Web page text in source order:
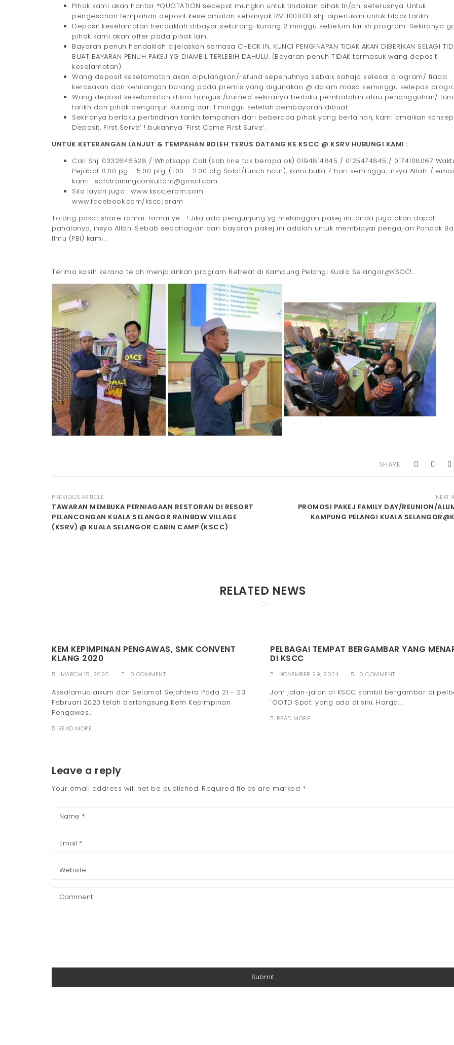
Pihak kami akan hantar *QUOTATION secepat mungkin untuk tindakan pihak tn/pn. seterusnya. Untuk
pengesahan tempahan deposit keselamatan sebanyak RM 1000.00 shj. diperlukan untuk block tarikh.
Deposit keselamatan hendaklah dibayar sekurang-kurang 2 minggu sebelum tarikh program. Sekiranya
pihak kami akan offer pada pihak lain.
Bayaran penuh hendaklah dijelaskan semasa CHECK IN, KUNCI PENGINAPAN TIDAK AKAN DIBERIKAN SELAGI
BUAT BAYARAN PENUH PAKEJ YG DIAMBIL TERLEBIH DAHULU. (Bayaran penuh TIDAK termasuk wang deposit
keselamatan)
Wang deposit keselamatan akan dipulangkan/refund sepenuhnya sebaik sahaja selesai program/ tiada
kerosakan dan kehilangan barang pada premis yang digunakan @ dalam masa seminggu selepas
Wang deposit keselamatan dikira hangus /burned sekiranya berlaku pembatalan atau penangguhan/
tarikh dari pihak penganjur kurang dari 1 minggu setelah pembayaran dibuat.
Sekiranya berlaku pertindihan tarikh tempahan dari beberapa pihak yang berlainan, kami amalkan konsep
Deposit, First Serve’ ! bukannya ‘First Come First Surve’.
UNTUK KETERANGAN LANJUT & TEMPAHAN BOLEH TERUS DATANG KE KSCC @ KSRV HUBUNGI KAMI :
Call Shj. 0332646528 / Whatsapp Call (sbb line tak berapa ok) 0194814845 / 0125474845 / 0174108067
Pejabat 8.00 pg – 5.00 ptg. (1.00 – 2.00 ptg Solat/Lunch hour), kami buka 7 hari seminggu, insya Allah. /
kami : safctrainingconsultant@gmail.com.
Sila layari juga : www.ksccjeram.com
www.facebook.com/kscc.jeram
Tolong pakat share ramai-ramai ye… ! Jika ada pengunjung yg melanggan pakej ini, anda juga akan dapat
pahalanya, insya Allah. Sebab sebahagian dari bayaran pakej ini adalah untuk membiayai pengajian Pondok
Ilmu (PBI) kami…
Terima kasih kerana telah menjalankan program Retreat di Kampung Pelangi Kuala Selangor@KSCC!…
SHARE:
PREVIOUS ARTICLE
TAWARAN MEMBUKA PERNIAGAAN RESTORAN DI RESORT
PELANCONGAN KUALA SELANGOR RAINBOW VILLAGE
(KSRV) @ KUALA SELANGOR CABIN CAMP (KSCC)
NEXT
PROMOSI PAKEJ FAMILY DAY/REUNION/
KAMPUNG PELANGI KUALA
RELATED NEWS
KEM KEPIMPINAN PENGAWAS, SMK CONVENT
KLANG 2020
MARCH 18, 2020 0 COMMENT
Assalamualaikum dan Selamat Sejahtera Pada 21 - 23
Februari 2020 telah berlangsung Kem Kepimpinan
Pengawas...
READ MORE
PELBAGAI TEMPAT BERGAMBAR YANG
DI KSCC
NOVEMBER 29, 2024 0 COMMENT
Jom jalan-jalan di KSCC sambil bergambar di
'OOTD Spot' yang ada di sini. Harga...
READ MORE
Leave a reply
Your email address will not be published. Required fields are marked *